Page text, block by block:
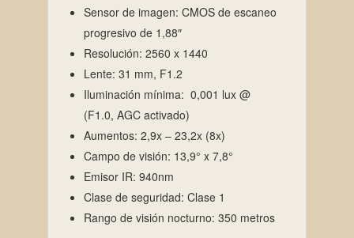
Sensor de imagen: CMOS de escaneo
progresivo de 1,88″
Resolución: 2560 x 1440
Lente: 31 mm, F1.2
Iluminación mínima: 0,001 lux @
(F1.0, AGC activado)
Aumentos: 2,9x – 23,2x (8x)
Campo de visión: 13,9° x 7,8°
Emisor IR: 940nm
Clase de seguridad: Clase 1
Rango de visión nocturno: 350 metros